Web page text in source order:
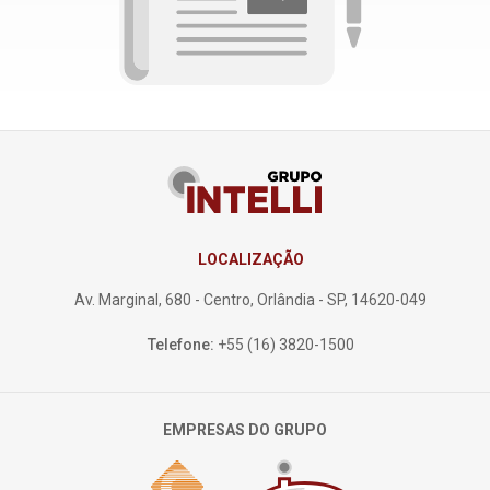
Política de Privacidade
LOCALIZAÇÃO
Av. Marginal, 680 - Centro, Orlândia - SP, 14620-049
Telefone: +55 (16) 3820-1500
EMPRESAS DO GRUPO